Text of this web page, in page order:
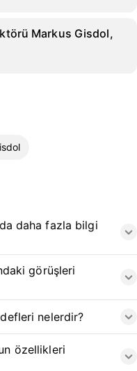
Markus Gisdol,
daha fazla bilgi
görüşleri
nelerdir?
özellikleri